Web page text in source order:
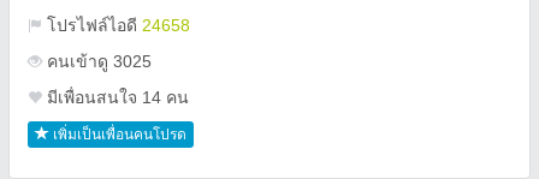
โปรไฟล์ไอดี 24658
คนเข้าดู 3025
มีเพื่อนสนใจ 14 คน
เพิ่มเป็นเพื่อนคนโปรด